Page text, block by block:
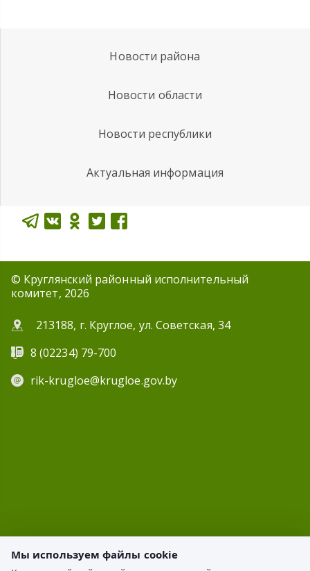
Новости района
Новости области
Новости республики
Актуальная информация
© Круглянский районный исполнительный
комитет, 2026
213188, г. Круглое, ул. Советская, 34
8 (02234) 79-700
rik-krugloe@krugloe.gov.by
Мы используем файлы cookie